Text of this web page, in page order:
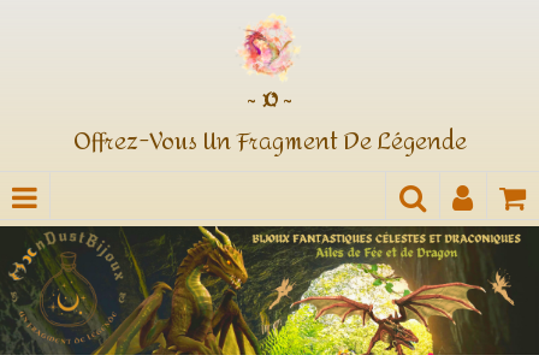
~ ¤ ~
Offrez-Vous Un Fragment De Légende